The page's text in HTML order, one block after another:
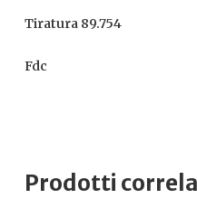
Tiratura 89.754
Fdc
Prodotti